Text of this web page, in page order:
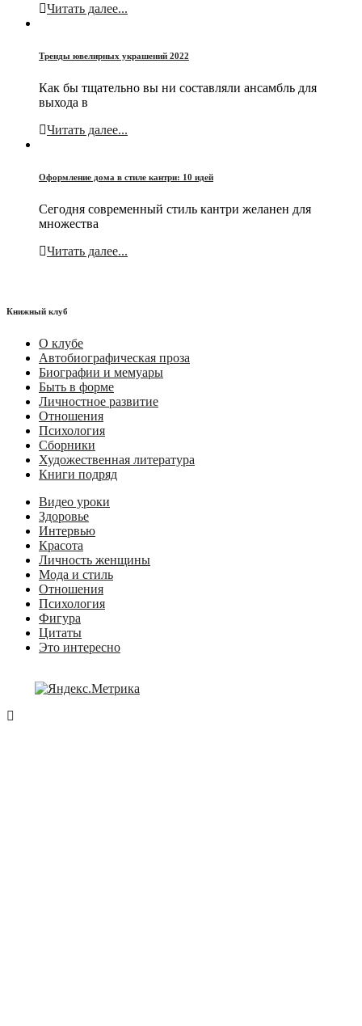
Читать далее...
Тренды ювелирных украшений 2022
Как бы тщательно вы ни составляли ансамбль для
выхода в
Читать далее...
Оформление дома в стиле кантри: 10 идей
Сегодня современный стиль кантри желанен для
множества
Читать далее...
Книжный клуб
О клубе
Автобиографическая проза
Биографии и мемуары
Быть в форме
Личностное развитие
Отношения
Психология
Сборники
Художественная литература
Книги подряд
Видео уроки
Здоровье
Интервью
Красота
Личность женщины
Мода и стиль
Отношения
Психология
Фигура
Цитаты
Это интересно